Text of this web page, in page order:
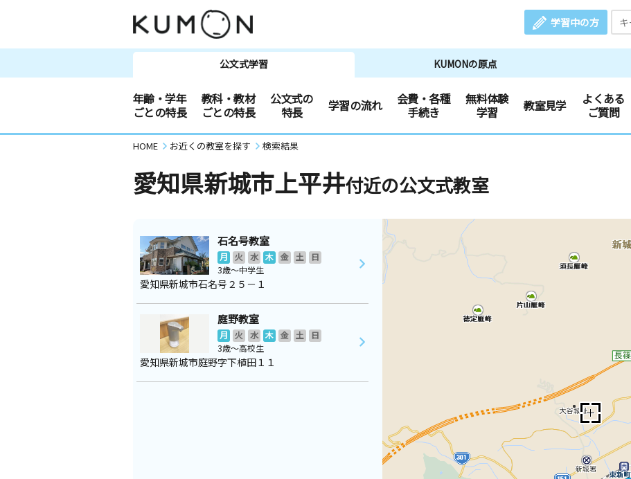
学習中の方
公文式学習 KUMONの原点
年齢・学年
ごとの特長
教科・教材
ごとの特長
公文式の
特長
学習の流れ
会費・各種
手続き
無料体験
学習
教室見学
よくある
ご質問
HOME お近くの教室を探す 検索結果
愛知県新城市上平井付近の公文式教室
石名号教室
月 火 水 木 金 土
日
3歳～中学生
愛知県新城市石名号２５－１
庭野教室
月 火 水 木 金 土
日
3歳～高校生
愛知県新城市庭野字下植田１１